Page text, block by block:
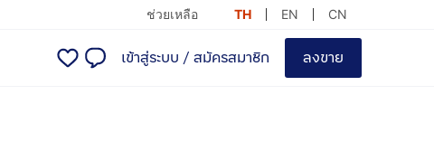
ช่วยเหลือ TH EN CN
เข้าสู่ระบบ / สมัครสมาชิก ลงขาย